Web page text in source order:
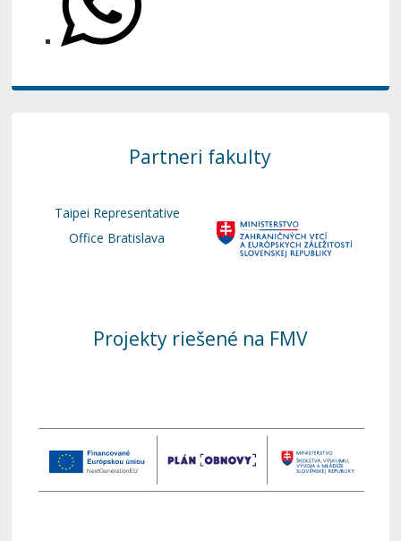
Partneri fakulty
Taipei Representative
Office Bratislava
Projekty riešené na FMV